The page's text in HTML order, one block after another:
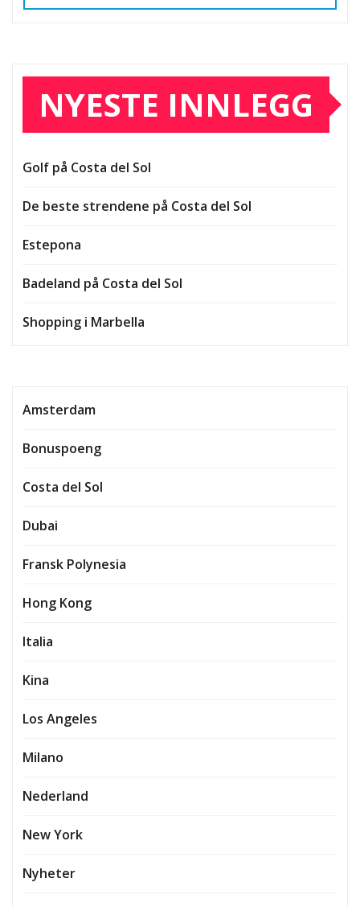
NYESTE INNLEGG
Golf på Costa del Sol
De beste strendene på Costa del Sol
Estepona
Badeland på Costa del Sol
Shopping i Marbella
Amsterdam
Bonuspoeng
Costa del Sol
Dubai
Fransk Polynesia
Hong Kong
Italia
Kina
Los Angeles
Milano
Nederland
New York
Nyheter